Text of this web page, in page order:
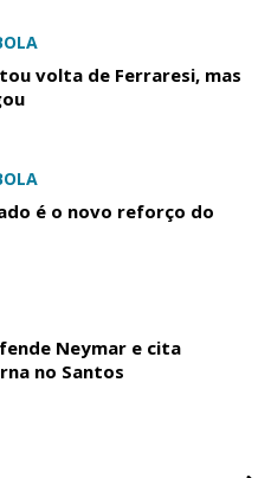
volta de Ferraresi, mas
é o novo reforço do
Neymar e cita
no Santos